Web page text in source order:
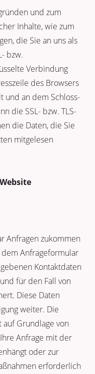
und zum
Inhalte, wie zum
die Sie an uns als
bzw.
Verbindung
des Browsers
und an dem Schloss-
die SSL- bzw. TLS-
die Daten, die Sie
mitgelesen
Anfragen zukommen
dem Anfrageformular
Kontaktdaten
für den Fall von
Diese Daten
weiter. Die
Grundlage von
Anfrage mit der
oder zur
erforderlich